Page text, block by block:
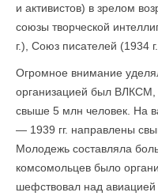
и активистов) в зрелом
союзы творческой
г.), Союз писателей (1934
Огромное внимание
организацией был ВЛКСМ,
свыше 5 млн человек. На
— 1939 гг. направлены
Молодежь составляла
комсомольцев было
шефствовал над